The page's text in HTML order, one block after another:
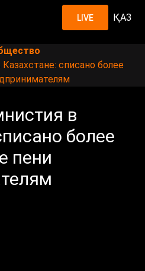
LIVE ҚАЗ
списано более
в
более
пени